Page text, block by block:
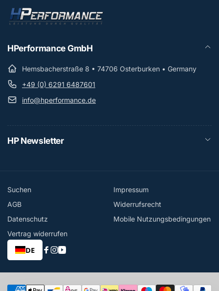
HPerformance GmbH
Hemsbacherstraße 8 • 74706 Osterburken • Germany
+49 (0) 6291 6487601
info@hperformance.de
HP Newsletter
Suchen
Impressum
AGB
Widerrufsrecht
Datenschutz
Mobile Nutzungsbedingungen
Vertrag widerrufen
DE
Facebook
Instagram
YouTube